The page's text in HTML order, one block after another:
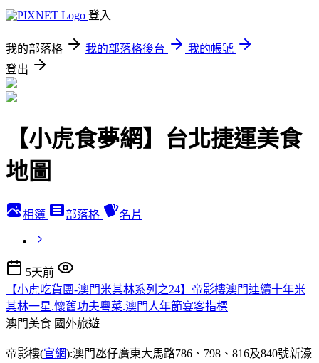
登入
我的部落格 我的部落格後台
我的帳號
登出
【小虎食夢網】台北捷運美食
地圖
相簿 部落格 名片
5天前
【小虎吃貨團-澳門米其林系列之24】帝影樓澳門連續十年米
其林一星.懷舊功夫粵菜.澳門人年節宴客指標
澳門美食 國外旅遊
帝影樓(官網):澳門氹仔廣東大馬路786、798、816及840號新濠